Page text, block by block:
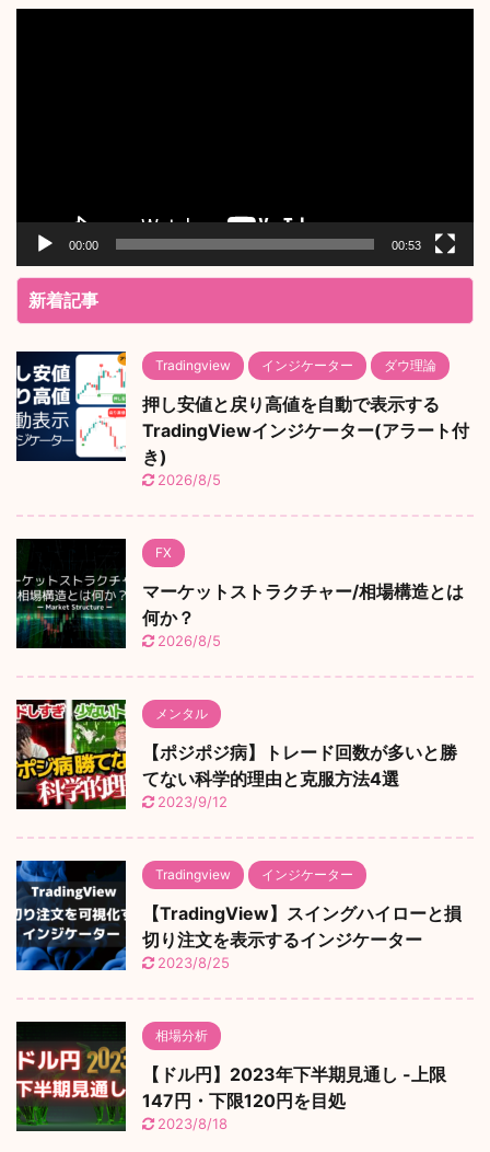
00:00 00:53
新着記事
Tradingview インジケーター ダウ理論
押し安値と戻り高値を自動で表示する
TradingViewインジケーター(アラート付
き)
2026/8/5
FX
マーケットストラクチャー/相場構造とは
何か？
2026/8/5
メンタル
【ポジポジ病】トレード回数が多いと勝
てない科学的理由と克服方法4選
2023/9/12
Tradingview インジケーター
【TradingView】スイングハイローと損
切り注文を表示するインジケーター
2023/8/25
相場分析
【ドル円】2023年下半期見通し -上限
147円・下限120円を目処
2023/8/18